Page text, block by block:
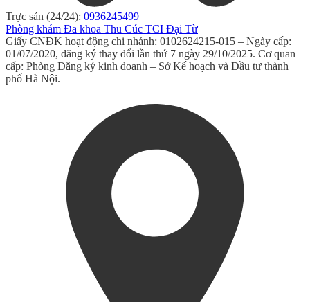
Trực sản (24/24): 0936245499
Phòng khám Đa khoa Thu Cúc TCI Đại Từ
Giấy CNĐK hoạt động chi nhánh: 0102624215-015 – Ngày cấp:
01/07/2020, đăng ký thay đổi lần thứ 7 ngày 29/10/2025. Cơ quan
cấp: Phòng Đăng ký kinh doanh – Sở Kế hoạch và Đầu tư thành
phố Hà Nội.